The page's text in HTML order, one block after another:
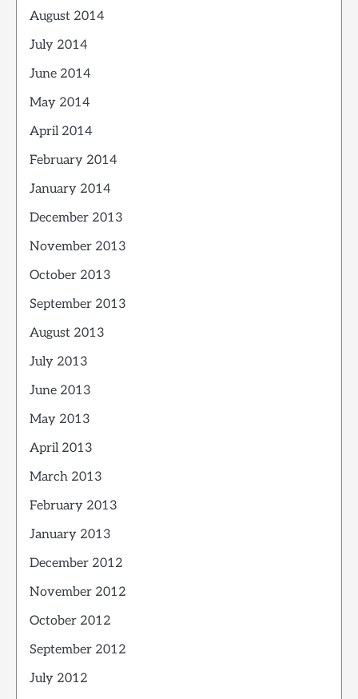
August 2014
July 2014
June 2014
May 2014
April 2014
February 2014
January 2014
December 2013
November 2013
October 2013
September 2013
August 2013
July 2013
June 2013
May 2013
April 2013
March 2013
February 2013
January 2013
December 2012
November 2012
October 2012
September 2012
July 2012